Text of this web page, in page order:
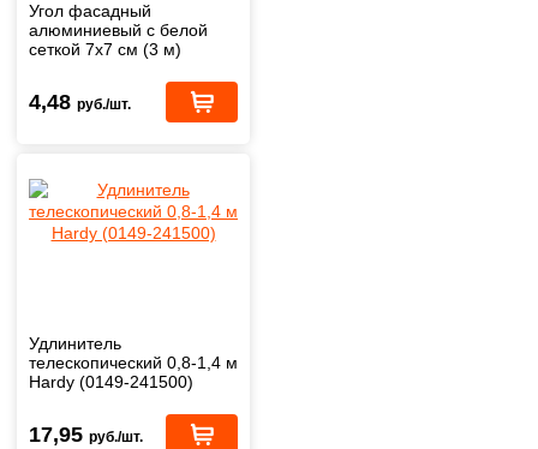
Угол фасадный
алюминиевый с белой
сеткой 7x7 см (3 м)
4,48 руб./шт.
Удлинитель
телескопический 0,8-1,4 м
Hardy (0149-241500)
17,95 руб./шт.